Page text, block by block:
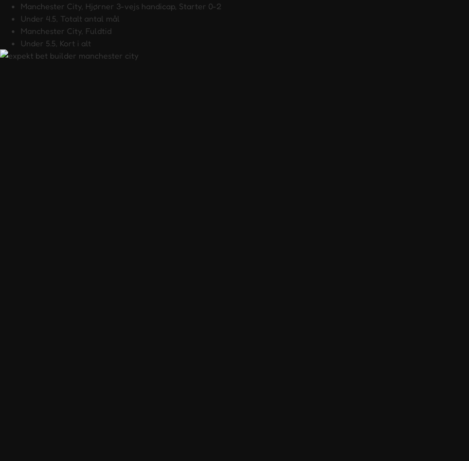
Manchester City, Hjørner 3-vejs handicap, Starter 0-2
Under 4.5, Totalt antal mål
Manchester City, Fuldtid
Under 5.5, Kort i alt